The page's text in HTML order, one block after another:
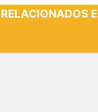
RELACIONADOS